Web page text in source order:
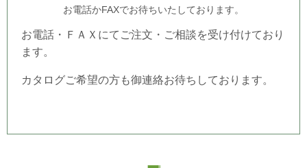
お電話かFAXでお待ちいたしております。
お電話・ＦＡＸにてご注文・ご相談を受け付けており
ます。
カタログご希望の方も御連絡お待ちしております。